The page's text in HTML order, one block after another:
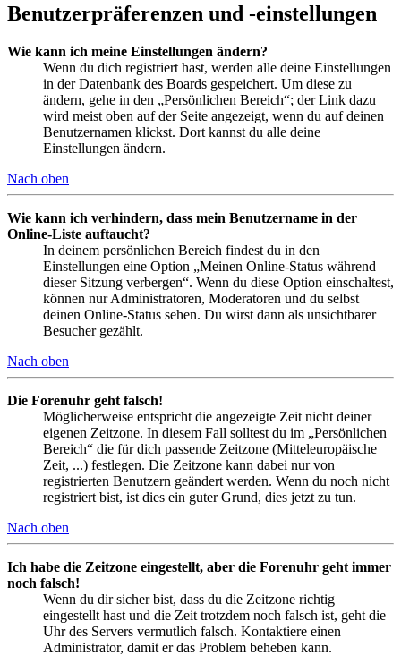
Benutzerpräferenzen und -einstellungen
Wie kann ich meine Einstellungen ändern?
Wenn du dich registriert hast, werden alle deine Einstellungen
in der Datenbank des Boards gespeichert. Um diese zu
ändern, gehe in den „Persönlichen Bereich“; der Link dazu
wird meist oben auf der Seite angezeigt, wenn du auf deinen
Benutzernamen klickst. Dort kannst du alle deine
Einstellungen ändern.
Nach oben
Wie kann ich verhindern, dass mein Benutzername in der
Online-Liste auftaucht?
In deinem persönlichen Bereich findest du in den
Einstellungen eine Option „Meinen Online-Status während
dieser Sitzung verbergen“. Wenn du diese Option einschaltest,
können nur Administratoren, Moderatoren und du selbst
deinen Online-Status sehen. Du wirst dann als unsichtbarer
Besucher gezählt.
Nach oben
Die Forenuhr geht falsch!
Möglicherweise entspricht die angezeigte Zeit nicht deiner
eigenen Zeitzone. In diesem Fall solltest du im „Persönlichen
Bereich“ die für dich passende Zeitzone (Mitteleuropäische
Zeit, ...) festlegen. Die Zeitzone kann dabei nur von
registrierten Benutzern geändert werden. Wenn du noch nicht
registriert bist, ist dies ein guter Grund, dies jetzt zu tun.
Nach oben
Ich habe die Zeitzone eingestellt, aber die Forenuhr geht immer
noch falsch!
Wenn du dir sicher bist, dass du die Zeitzone richtig
eingestellt hast und die Zeit trotzdem noch falsch ist, geht die
Uhr des Servers vermutlich falsch. Kontaktiere einen
Administrator, damit er das Problem beheben kann.